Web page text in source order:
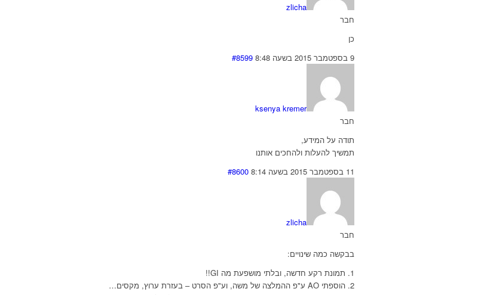
zlicha
חבר
כן
9 בספטמבר 2015 בשעה 8:48
#8599
ksenya kremer
חבר
תודה על המידע,
תמשיך להעלות ולהחכים אותנו
11 בספטמבר 2015 בשעה 8:14
#8600
zlicha
חבר
בבקשה כמה שינויים:
1. תמונת רקע חדשה, ובלתי מושפעת מה GI!!
2. הוספתי AO ע"פ ההמלצה של משה, וע"פ הסרט – בעזרת ערוץ, מקסים…